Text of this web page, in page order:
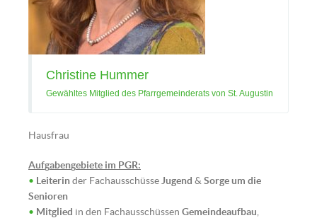
Christine Hummer
Gewähltes Mitglied des Pfarrgemeinderats von St. Augustin
Hausfrau
Aufgabengebiete im PGR:
• Leiterinder Fachausschüsse Jugend & Sorge um die
Senioren
• Mitglied in den Fachausschüssen Gemeindeaufbau